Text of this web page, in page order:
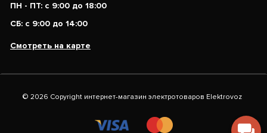
ПН - ПТ: с 9:00 до 18:00
СБ: с 9:00 до 14:00
Смотреть на карте
© 2026 Copyright интернет-магазин электротоваров Elektrovoz